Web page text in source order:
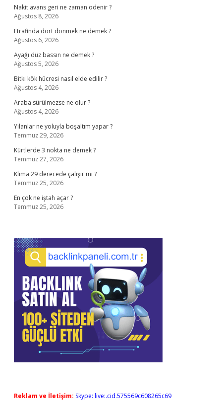
Nakit avans geri ne zaman ödenir ?
Ağustos 8, 2026
Etrafinda dort donmek ne demek ?
Ağustos 6, 2026
Ayağı düz bassın ne demek ?
Ağustos 5, 2026
Bitki kök hücresi nasıl elde edilir ?
Ağustos 4, 2026
Araba sürülmezse ne olur ?
Ağustos 4, 2026
Yılanlar ne yoluyla boşaltım yapar ?
Temmuz 29, 2026
Kürtlerde 3 nokta ne demek ?
Temmuz 27, 2026
Klima 29 derecede çalışır mı ?
Temmuz 25, 2026
En çok ne iştah açar ?
Temmuz 25, 2026
Reklam ve İletişim: Skype: live:.cid.575569c608265c69